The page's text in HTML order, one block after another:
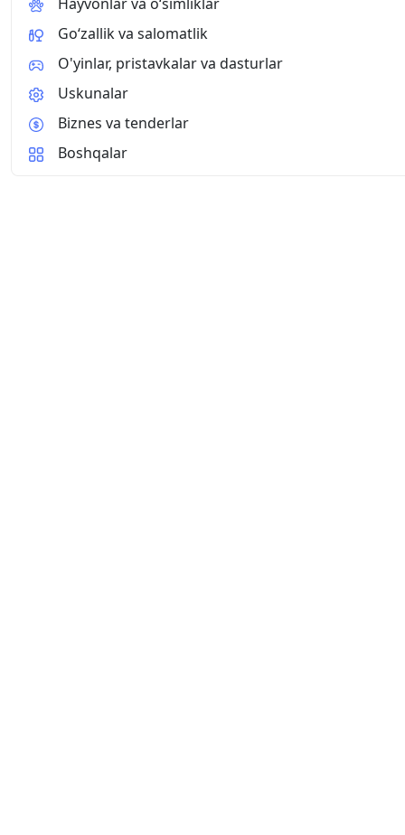
Go‘zallik va salomatlik
O'yinlar, pristavkalar va dasturlar
Uskunalar
Biznes va tenderlar
Boshqalar